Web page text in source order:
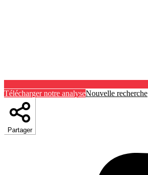
Télécharger notre analyseNouvelle recherche
Partager